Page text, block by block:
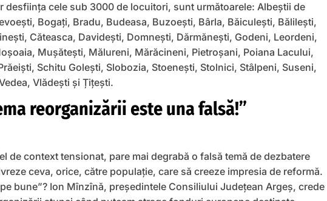
desființa cele sub 3000 de locuitori, sunt următoarele: Albeștii de
Bogați, Bradu, Budeasa, Buzoești, Bârla, Băiculești, Bălilești,
Căteasca, Davidești, Domnești, Dărmănești, Godeni, Leordeni,
Mușătești, Mălureni, Mărăcineni, Pietroșani, Poiana Lacului,
Schitu Golești, Slobozia, Stoenești, Stolnici, Stâlpeni, Suseni,
Vlădești și Țițești.
reorganizării este una falsă!”
de context tensionat, pare mai degrabă o falsă temă de dezbatere
ceva, orice, către populație, care să creeze impresia de reformă.
bune”? Ion Mînzînă, președintele Consiliului Județean Argeș, crede